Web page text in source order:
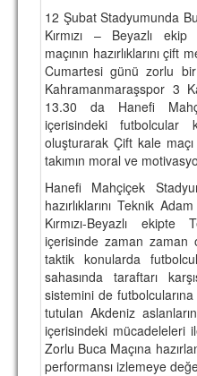
LİSANSLI ÜRÜNLER
MULTİMEDYA
FOTOĞRAF & VİDEOLAR
MARŞ & TEZAHÜRATLAR
KULÜP
AMBLEM
SPOR TESİSLERİ
YÖNETİM KURULU
PERSONEL
SPONSORLAR
TARİHÇE
12 Şubat Stadyumunda
Kırmızı – Beyazlı
maçının hazırlıklarını
Cumartesi günü zorlu
Kahramanmaraşspor 3
13.30 da Hanefi
içerisindeki futbolcular
oluşturarak Çift kale maçı
takımın moral ve
Hanefi Mahçiçek
hazırlıklarını Teknik
Kırmızı-Beyazlı
içerisinde zaman zaman
taktik konularda
sahasında taraftarı
sistemini de
tutulan Akdeniz
içerisindeki mücadeleleri
Zorlu Buca Maçına
performansı izlemeye